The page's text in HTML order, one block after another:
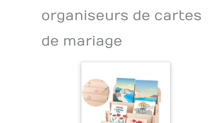
qu'elles ont été
livre. Sinon, ils
seront recyclés.
organiseurs de cartes
de mariage